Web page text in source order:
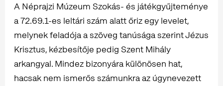
A Néprajzi Múzeum Szokás- és játékgyűjteménye
a 72.69.1-es leltári szám alatt őriz egy levelet,
melynek feladója a szöveg tanúsága szerint Jézus
Krisztus, kézbesítője pedig Szent Mihály
arkangyal. Mindez bizonyára különösen hat,
hacsak nem ismerős számunkra az úgynevezett